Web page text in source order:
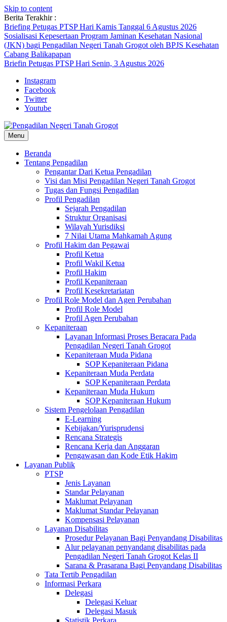
Skip to content
Berita Terakhir :
Briefing Petugas PTSP Hari Kamis Tanggal 6 Agustus 2026
Sosialisasi Kepesertaan Program Jaminan Kesehatan Nasional
(JKN) bagi Pengadilan Negeri Tanah Grogot oleh BPJS Kesehatan
Cabang Balikapapan
Briefin Petugas PTSP Hari Senin, 3 Agustus 2026
Instagram
Facebook
Twitter
Youtube
Menu
Beranda
Tentang Pengadilan
Pengantar Dari Ketua Pengadilan
Visi dan Misi Pengadilan Negeri Tanah Grogot
Tugas dan Fungsi Pengadilan
Profil Pengadilan
Sejarah Pengadilan
Struktur Organisasi
Wilayah Yurisdiksi
7 Nilai Utama Mahkamah Agung
Profil Hakim dan Pegawai
Profil Ketua
Profil Wakil Ketua
Profil Hakim
Profil Kepaniteraan
Profil Kesekretariatan
Profil Role Model dan Agen Perubahan
Profil Role Model
Profil Agen Perubahan
Kepaniteraan
Layanan Informasi Proses Beracara Pada
Pengadilan Negeri Tanah Grogot
Kepaniteraan Muda Pidana
SOP Kepaniteraan Pidana
Kepaniteraan Muda Perdata
SOP Kepaniteraan Perdata
Kepaniteraan Muda Hukum
SOP Kepaniteraan Hukum
Sistem Pengelolaan Pengadilan
E-Learning
Kebijakan/Yurisprudensi
Rencana Strategis
Rencana Kerja dan Anggaran
Pengawasan dan Kode Etik Hakim
Layanan Publik
PTSP
Jenis Layanan
Standar Pelayanan
Maklumat Pelayanan
Maklumat Standar Pelayanan
Kompensasi Pelayanan
Layanan Disabilitas
Prosedur Pelayanan Bagi Penyandang Disabilitas
Alur pelayanan penyandang disabilitas pada
Pengadilan Negeri Tanah Grogot Kelas II
Sarana & Prasarana Bagi Penyandang Disabilitas
Tata Tertib Pengadilan
Informasi Perkara
Delegasi
Delegasi Keluar
Delegasi Masuk
Statistik Perkara